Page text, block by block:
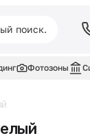
Фотозоны